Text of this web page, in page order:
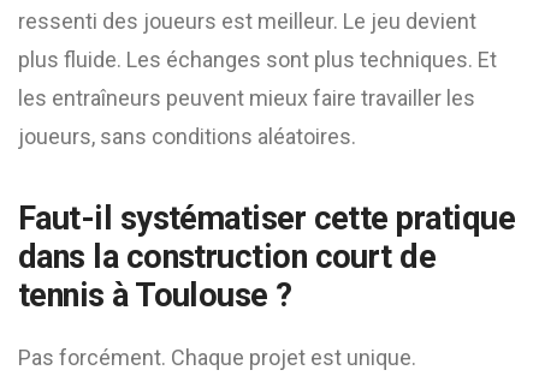
ressenti des joueurs est meilleur. Le jeu devient
plus fluide. Les échanges sont plus techniques. Et
les entraîneurs peuvent mieux faire travailler les
joueurs, sans conditions aléatoires.
Faut-il systématiser cette pratique
dans la construction court de
tennis à Toulouse ?
Pas forcément. Chaque projet est unique.